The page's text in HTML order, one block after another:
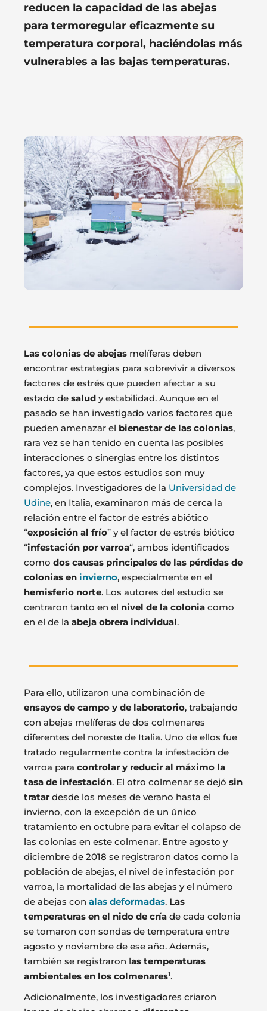
reducen la capacidad de las abejas
para termoregular eficazmente su
temperatura corporal, haciéndolas más
vulnerables a las bajas temperaturas.
Las colonias de abejas melíferas deben
encontrar estrategias para sobrevivir a diversos
factores de estrés que pueden afectar a su
estado de salud y estabilidad. Aunque en el
pasado se han investigado varios factores que
pueden amenazar el bienestar de las colonias,
rara vez se han tenido en cuenta las posibles
interacciones o sinergias entre los distintos
factores, ya que estos estudios son muy
complejos. Investigadores de la Universidad de
Udine, en Italia, examinaron más de cerca la
relación entre el factor de estrés abiótico
“exposición al frío” y el factor de estrés biótico
“infestación por varroa“, ambos identificados
como dos causas principales de las pérdidas de
colonias en invierno, especialmente en el
hemisferio norte. Los autores del estudio se
centraron tanto en el nivel de la colonia como
en el de la abeja obrera individual.
Para ello, utilizaron una combinación de
ensayos de campo y de laboratorio, trabajando
con abejas melíferas de dos colmenares
diferentes del noreste de Italia. Uno de ellos fue
tratado regularmente contra la infestación de
varroa para controlar y reducir al máximo la
tasa de infestación. El otro colmenar se dejó sin
tratar desde los meses de verano hasta el
invierno, con la excepción de un único
tratamiento en octubre para evitar el colapso de
las colonias en este colmenar. Entre agosto y
diciembre de 2018 se registraron datos como la
población de abejas, el nivel de infestación por
varroa, la mortalidad de las abejas y el número
de abejas con alas deformadas. Las
temperaturas en el nido de cría de cada colonia
se tomaron con sondas de temperatura entre
agosto y noviembre de ese año. Además,
también se registraron las temperaturas
ambientales en los colmenares1.
Adicionalmente, los investigadores criaron